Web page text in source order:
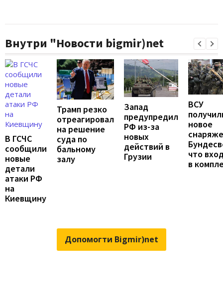
Внутри "Новости bigmir)net
В ГСЧС
сообщили
новые
детали
атаки РФ
на
Киевщину
Трамп резко
отреагировал
на решение
суда по
бальному
залу
Запад
предупредил
РФ из-за
новых
действий в
Грузии
ВСУ
новое
что
в
Допомогти Bigmir)net